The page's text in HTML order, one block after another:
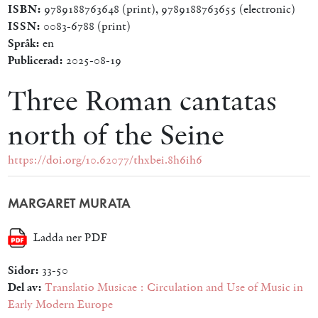
ISBN: 9789188763648 (print), 9789188763655 (electronic)
ISSN: 0083-6788 (print)
Språk: en
Publicerad: 2025-08-19
Three Roman cantatas
north of the Seine
https://doi.org/10.62077/thxbei.8h6ih6
MARGARET MURATA
Ladda ner PDF
Sidor: 33-50
Del av: Translatio Musicae : Circulation and Use of Music in
Early Modern Europe